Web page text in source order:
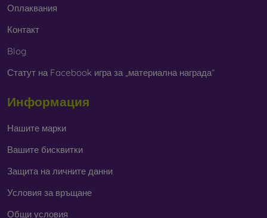
Оплаквания
Контакт
Blog
Статут на Facebook игра за „материална награда“
Информация
Нашите марки
Вашите бисквитки
Защита на личните данни
Условия за връщане
Общи условия